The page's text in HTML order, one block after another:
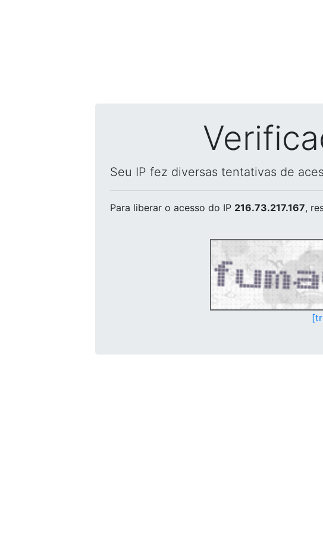
Seu IP fez diversas tentativas de
Para liberar o acesso do IP 216.73.217.167,